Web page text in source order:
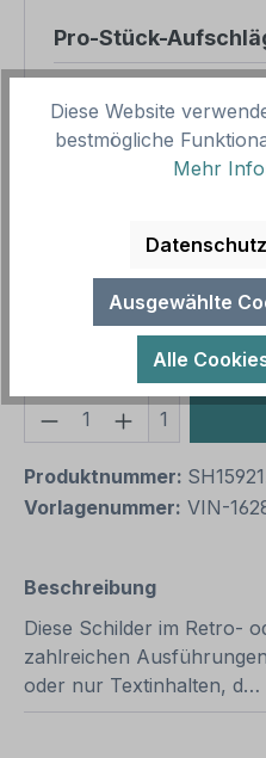
Pro-Stück-
Zwischensumme
Gesamtpreis
Preise inkl.
Aufgrund von
Produkt Anzahl:
1
Produktnummer:
Vorlagenummer: VIN-
Beschreibung
Diese Schilder im Retro-
zahlreichen
oder nur Textinhalten, d…
Diese Website
bestmögliche
Mehr
Ausgewählte
Alle